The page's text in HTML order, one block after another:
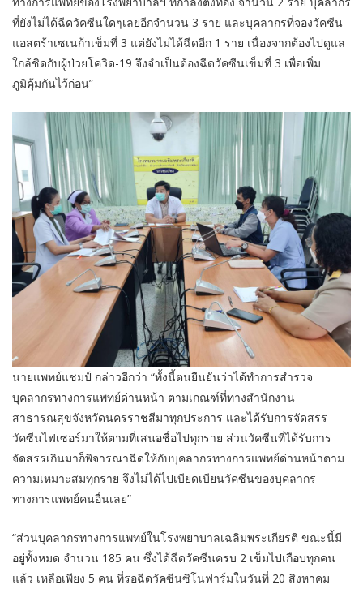
ที่ยังไม่ได้ฉีดวัคซีนใดๆเลยอีกจำนวน 3 ราย และบุคลากรที่จองวัคซีน
แอสตร้าเซเนก้าเข็มที่ 3 แต่ยังไม่ได้ฉีดอีก 1 ราย เนื่องจากต้องไปดูแล
ใกล้ชิดกับผู้ป่วยโควิด-19 จึงจำเป็นต้องฉีดวัคซีนเข็มที่ 3 เพื่อเพิ่ม
ภูมิคุ้มกันไว้ก่อน”
นายแพทย์แชมป์ กล่าวอีกว่า “ทั้งนี้ตนยืนยันว่าได้ทำการสำรวจ
บุคลากรทางการแพทย์ด่านหน้า ตามเกณฑ์ที่ทางสำนักงาน
สาธารณสุขจังหวัดนครราชสีมาทุกประการ และได้รับการจัดสรร
วัคซีนไฟเซอร์มาให้ตามที่เสนอชื่อไปทุกราย ส่วนวัคซีนที่ได้รับการ
จัดสรรเกินมาก็พิจารณาฉีดให้กับบุคลากรทางการแพทย์ด่านหน้าตาม
ความเหมาะสมทุกราย จึงไม่ได้ไปเบียดเบียนวัคซีนของบุคลากร
ทางการแพทย์คนอื่นเลย”
“ส่วนบุคลากรทางการแพทย์ในโรงพยาบาลเฉลิมพระเกียรติ ขณะนี้มี
อยู่ทั้งหมด จำนวน 185 คน ซึ่งได้ฉีดวัคซีนครบ 2 เข็มไปเกือบทุกคน
แล้ว เหลือเพียง 5 คน ที่รอฉีดวัคซีนซิโนฟาร์มในวันที่ 20 สิงหาคม